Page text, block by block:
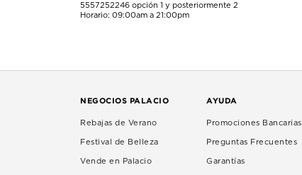
5557252246 opción 1 y posteriormente 2
Horario: 09:00am a 21:00pm
NEGOCIOS PALACIO
Rebajas de Verano
Festival de Belleza
Vende en Palacio
AYUDA
Promociones Bancarias
Preguntas Frecuentes
Garantías